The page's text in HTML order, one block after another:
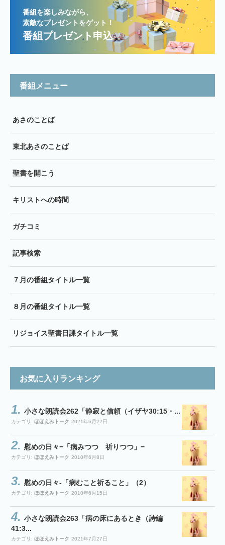
番組を楽しみながら、
素敵なプレゼントをゲット！
番組プレゼント申込
番組メニュー
あさのことば
東北あさのことば
聖書を開こう
キリストへの時間
ガチコミ
記事検索
７月の番組タイトル一覧
８月の番組タイトル一覧
リジョイス聖書日課タイトル一覧
お気に入りランキング
小さな朗読会262「静寂と信頼（イザヤ30:15・...
カテゴリ: ほほえみトーク 2021年6月22日
慰めの日々−「病みつつ 祈りつつ」−
カテゴリ: ほほえみトーク 2010年6月8日
慰めの日々-「病むこと祈ること」（2）
カテゴリ: ほほえみトーク 2010年6月15日
小さな朗読会263「病の床にあるとき（詩編
41:3...
カテゴリ: ほほえみトーク 2021年7月27日